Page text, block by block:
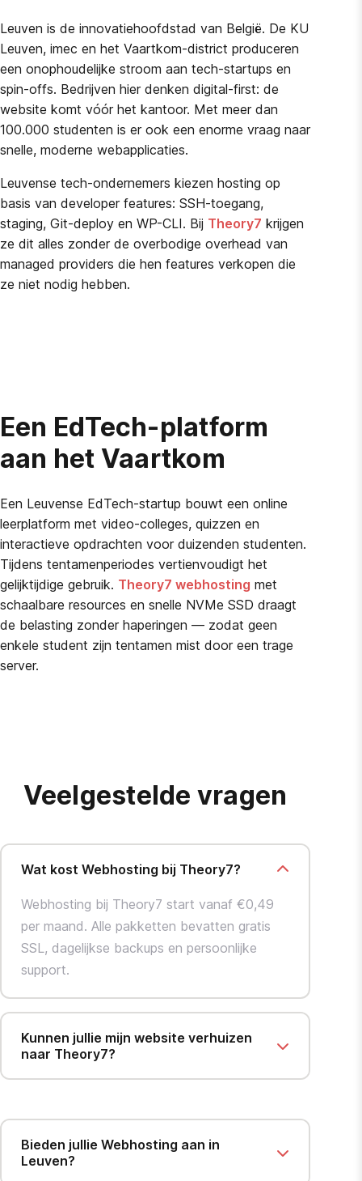
Leuven is de innovatiehoofdstad van België. De KU
Leuven, imec en het Vaartkom-district produceren
een onophoudelijke stroom aan tech-startups en
spin-offs. Bedrijven hier denken digital-first: de
website komt vóór het kantoor. Met meer dan
100.000 studenten is er ook een enorme vraag naar
snelle, moderne webapplicaties.
Leuvense tech-ondernemers kiezen hosting op
basis van developer features: SSH-toegang,
staging, Git-deploy en WP-CLI. Bij Theory7 krijgen
ze dit alles zonder de overbodige overhead van
managed providers die hen features verkopen die
ze niet nodig hebben.
Een EdTech-platform
aan het Vaartkom
Een Leuvense EdTech-startup bouwt een online
leerplatform met video-colleges, quizzen en
interactieve opdrachten voor duizenden studenten.
Tijdens tentamenperiodes vertienvoudigt het
gelijktijdige gebruik. Theory7 webhosting met
schaalbare resources en snelle NVMe SSD draagt
de belasting zonder haperingen — zodat geen
enkele student zijn tentamen mist door een trage
server.
Veelgestelde vragen
Wat kost Webhosting bij Theory7?
Webhosting bij Theory7 start vanaf €0,49
per maand. Alle pakketten bevatten gratis
SSL, dagelijkse backups en persoonlijke
support.
Kunnen jullie mijn website verhuizen
naar Theory7?
Bieden jullie Webhosting aan in
Leuven?